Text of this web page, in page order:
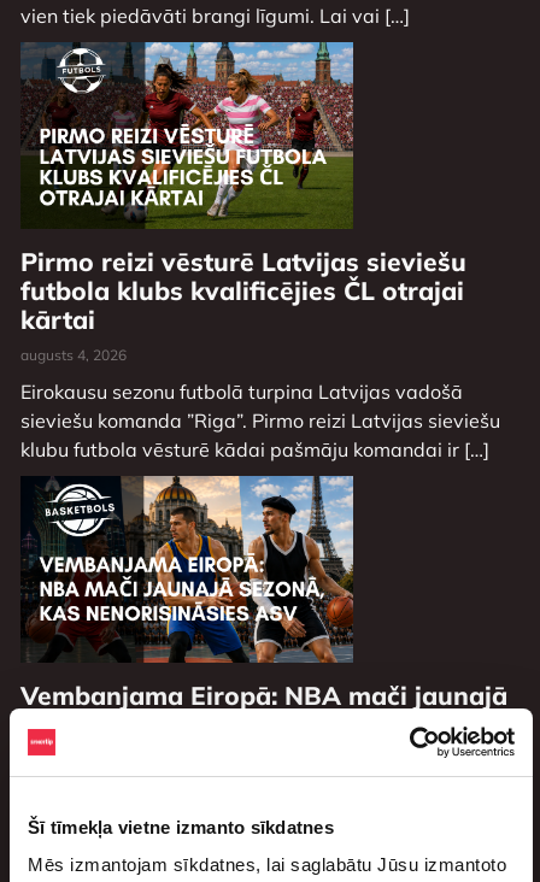
Šī tīmekļa vietne izmanto sīkdatnes
Mēs izmantojam sīkdatnes, lai saglabātu Jūsu izmantoto
vien tiek piedāvāti brangi līgumi. Lai vai […]
Pirmo reizi vēsturē Latvijas sieviešu
futbola klubs kvalificējies ČL otrajai
kārtai
augusts 4, 2026
Eirokausu sezonu futbolā turpina Latvijas vadošā
sieviešu komanda ”Riga”. Pirmo reizi Latvijas sieviešu
klubu futbola vēsturē kādai pašmāju komandai ir […]
Vembanjama Eiropā: NBA mači jaunajā
sezonā, kas nenorisināsies ASV
augusts 3, 2026
asociācijas (NBA) sezona. Jaunajā sezonā trīs mači
paredzēti arī ārpus ASV. Tā būs lieliska […]